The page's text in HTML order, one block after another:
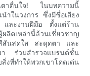
ตาตื่นใจ! ในบทความนี้
ำในวงการ ซึ่งมีชื่อเสียง
และงานฝีมือ ตั้งแต่ร้าน
ตเหล่านี้ล้วนเชี่ยวชาญ
สันสดใส สะดุดตา และ
า ร่วมสำรวจแบรนด์ชั้น
ทำให้พวกเขาโดดเด่น